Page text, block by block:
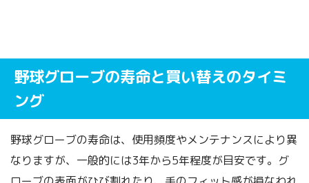
野球グローブの寿命と買い替えのタイミ
ング
野球グローブの寿命は、使用頻度やメンテナンスにより異
なりますが、一般的には3年から5年程度が目安です。グ